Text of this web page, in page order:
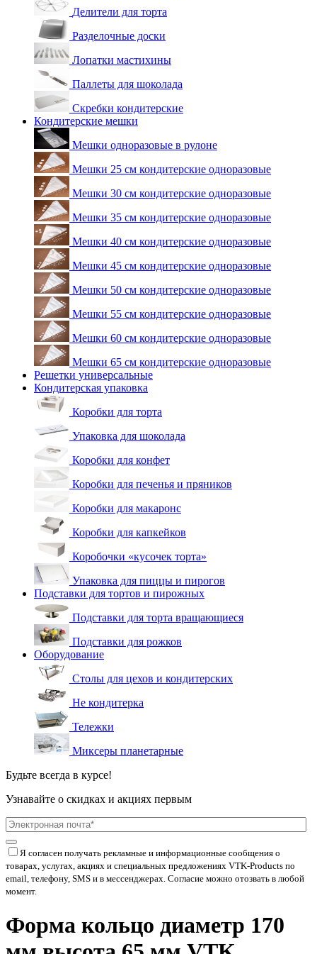
Делители для торта
Разделочные доски
Лопатки мастихины
Паллеты для шоколада
Скребки кондитерские
Кондитерские мешки
Мешки одноразовые в рулоне
Мешки 25 см кондитерские одноразовые
Мешки 30 см кондитерские одноразовые
Мешки 35 см кондитерские одноразовые
Мешки 40 см кондитерские одноразовые
Мешки 45 см кондитерские одноразовые
Мешки 50 см кондитерские одноразовые
Мешки 55 см кондитерские одноразовые
Мешки 60 см кондитерские одноразовые
Мешки 65 см кондитерские одноразовые
Решетки универсальные
Кондитерская упаковка
Коробки для торта
Упаковка для шоколада
Коробки для конфет
Коробки для печенья и пряников
Коробки для макаронс
Коробки для капкейков
Коробочки «кусочек торта»
Упаковка для пиццы и пирогов
Подставки для тортов и пирожных
Подставки для торта вращающиеся
Подставки для рожков
Оборудование
Столы для цехов и кондитерских
Не кондитерка
Тележки
Миксеры планетарные
Будьте всегда в курсе!
Узнавайте о скидках и акциях первым
Я согласен получать рекламные и информационные сообщения о
товарах, услугах, акциях и специальных предложениях VTK-Products по
email, телефону, SMS и в мессенджерах. Согласие можно отозвать в любой
момент.
Форма кольцо диаметр 170